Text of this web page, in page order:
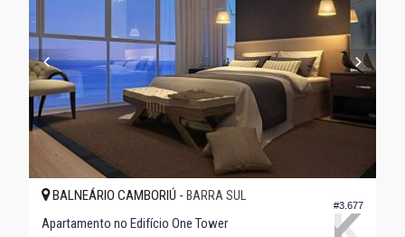
#3.677
BALNEÁRIO CAMBORIÚ - BARRA SUL
Apartamento no Edifício One Tower